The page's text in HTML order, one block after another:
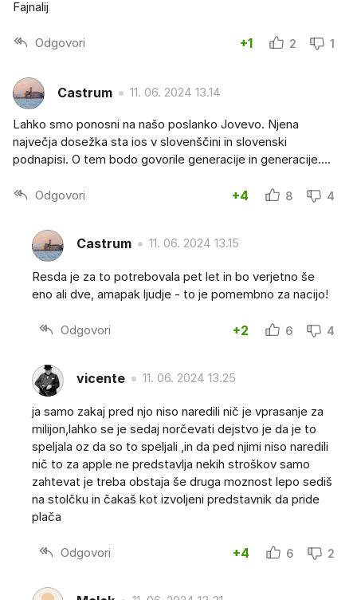
Fajnalij
Odgovori +1 2 1
Castrum 11. 06. 2024 13.14
Lahko smo ponosni na našo poslanko Jovevo. Njena
največja dosežka sta ios v slovenščini in slovenski
podnapisi. O tem bodo govorile generacije in generacije....
Odgovori +4 8 4
Castrum 11. 06. 2024 13.15
Resda je za to potrebovala pet let in bo verjetno še
eno ali dve, amapak ljudje - to je pomembno za nacijo!
Odgovori +2 6 4
vicente 11. 06. 2024 13.25
ja samo zakaj pred njo niso naredili nič je vprasanje za
milijon,lahko se je sedaj norčevati dejstvo je da je to
speljala oz da so to speljali ,in da ped njimi niso naredili
nič to za apple ne predstavlja nekih stroškov samo
zahtevat je treba obstaja še druga moznost lepo sediš
na stolčku in čakaš kot izvoljeni predstavnik da pride
plača
Odgovori +4 6 2